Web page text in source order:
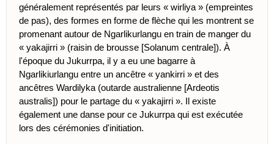
généralement représentés par leurs « wirliya » (empreintes
de pas), des formes en forme de flèche qui les montrent se
promenant autour de Ngarlikurlangu en train de manger du
« yakajirri » (raisin de brousse [Solanum centrale]). À
l'époque du Jukurrpa, il y a eu une bagarre à
Ngarlikiurlangu entre un ancêtre « yankirri » et des
ancêtres Wardilyka (outarde australienne [Ardeotis
australis]) pour le partage du « yakajirri ». Il existe
également une danse pour ce Jukurrpa qui est exécutée
lors des cérémonies d'initiation.